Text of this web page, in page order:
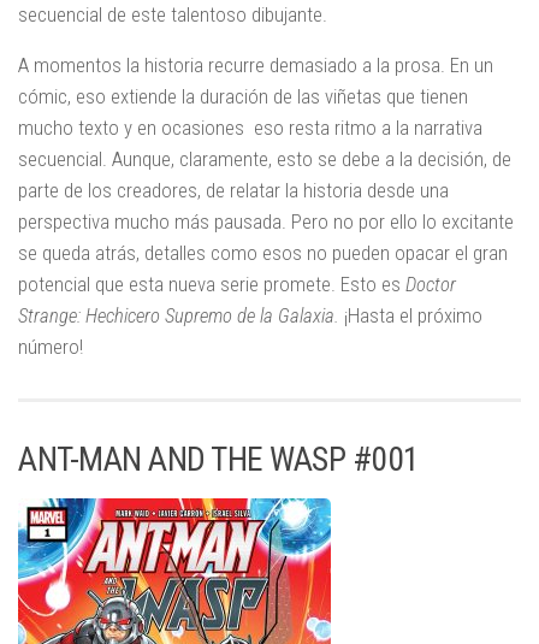
secuencial de este talentoso dibujante.
A momentos la historia recurre demasiado a la prosa. En un
cómic, eso extiende la duración de las viñetas que tienen
mucho texto y en ocasiones eso resta ritmo a la narrativa
secuencial. Aunque, claramente, esto se debe a la decisión, de
parte de los creadores, de relatar la historia desde una
perspectiva mucho más pausada. Pero no por ello lo excitante
se queda atrás, detalles como esos no pueden opacar el gran
potencial que esta nueva serie promete. Esto es Doctor
Strange: Hechicero Supremo de la Galaxia. ¡Hasta el próximo
número!
ANT-MAN AND THE WASP #001